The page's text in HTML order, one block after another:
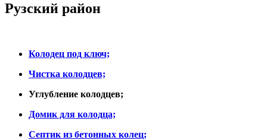
Рузский район
Колодец под ключ;
Чистка колодцев;
Углубление колодцев;
Домик для колодца;
Септик из бетонных колец;